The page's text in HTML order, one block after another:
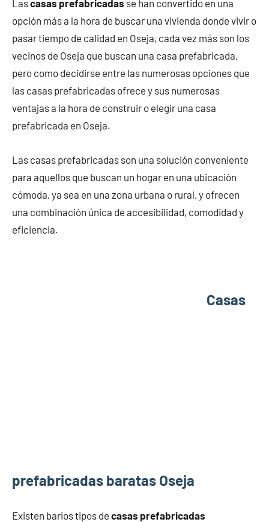
Lascasas prefabricadas se han convertido en una
opción más a la hora de buscar una vivienda donde vivir o
pasar tiempo de calidad en Oseja, cada vez más son los
vecinos de Oseja que buscan una casa prefabricada,
pero como decidirse entre las numerosas opciones que
las casas prefabricadas ofrece y sus numerosas
ventajas a la hora de construir o elegir una casa
prefabricada en Oseja.
Las casas prefabricadas son una solución conveniente
para aquellos que buscan un hogar en una ubicación
cómoda, ya sea en una zona urbana o rural, y ofrecen
una combinación única de accesibilidad, comodidad y
eficiencia.
Casas
prefabricadas baratas Oseja
Existen barios tipos de casas prefabricadas